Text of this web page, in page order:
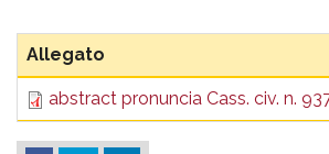
l'infanzia
e
Allegato
abstract pronuncia Cass. civ. n.